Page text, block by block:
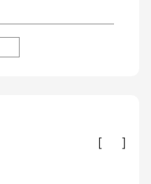
[ ]